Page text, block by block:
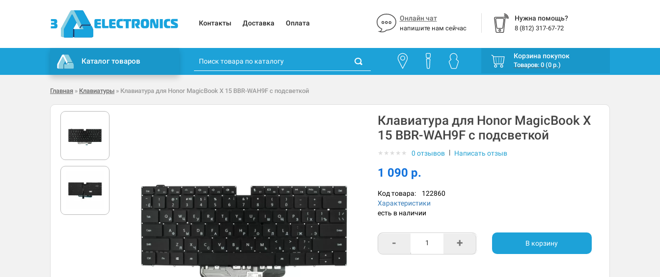
Контакты Доставка Оплата
Онлайн чат
напишите нам сейчас
Нужна помощь?
8 (812) 317-67-72
Каталог товаров
Корзина покупок
Товаров: 0 (0 р.)
Главная » Клавиатуры » Клавиатура для Honor MagicBook X 15 BBR-WAH9F с подсветкой
Клавиатура для Honor MagicBook X
15 BBR-WAH9F с подсветкой
★ ★ ★ ★ ★ 0 отзывов | Написать отзыв
1 090 р.
Код товара: 122860
Характеристики
есть в наличии
- + В корзину